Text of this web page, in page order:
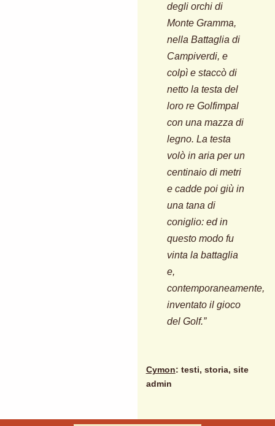
degli orchi di
Monte Gramma,
nella Battaglia di
Campiverdi, e
colpì e staccò di
netto la testa del
loro re Golfimpal
con una mazza di
legno. La testa
volò in aria per un
centinaio di metri
e cadde poi giù in
una tana di
coniglio: ed in
questo modo fu
vinta la battaglia
e,
contemporaneamente,
inventato il gioco
del Golf.”
Cymon: testi, storia, site
admin